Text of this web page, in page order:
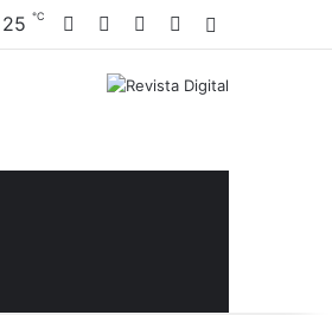
25 ℃ Facebook YouTubeInstagram